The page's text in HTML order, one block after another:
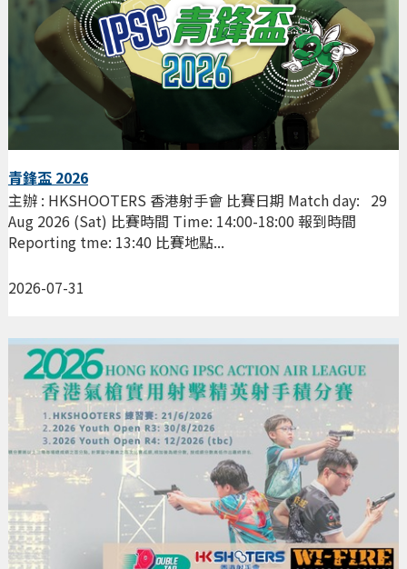
青鋒盃 2026
2026-07-31
主辦 : HKSHOOTERS 香港射手會 比賽日期 Match day: 29
Aug 2026 (Sat) 比賽時間 Time: 14:00-18:00 報到時間
Reporting tme: 13:40 比賽地點...